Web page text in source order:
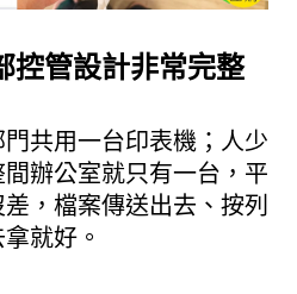
控管設計非常完整
共用一台印表機；人少
辦公室就只有一台，平
，檔案傳送出去、按列
就好。